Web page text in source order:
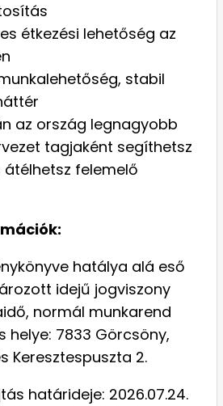
étkezési lehetőség az
stabil
az ország legnagyobb
tagjaként segíthetsz
átélhetsz felemelő
hatálya alá eső
idejű jogviszony
normál munkarend
helye: 7833 Görcsöny,
Keresztespuszta 2.
határideje: 2026.07.24.